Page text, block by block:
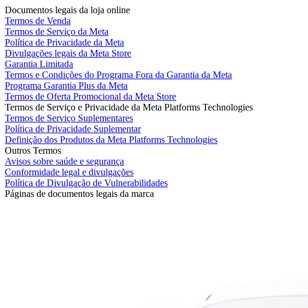
Documentos legais da loja online
Termos de Venda
Termos de Serviço da Meta
Política de Privacidade da Meta
Divulgações legais da Meta Store
Garantia Limitada
Termos e Condições do Programa Fora da Garantia da Meta
Programa Garantia Plus da Meta
Termos de Oferta Promocional da Meta Store
Termos de Serviço e Privacidade da Meta Platforms Technologies
Termos de Serviço Suplementares
Política de Privacidade Suplementar
Definição dos Produtos da Meta Platforms Technologies
Outros Termos
Avisos sobre saúde e segurança
Conformidade legal e divulgações
Política de Divulgação de Vulnerabilidades
Páginas de documentos legais da marca